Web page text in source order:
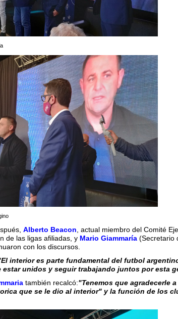
Alberto Beacon , actual miembro del Comité
de las ligas afiliadas, y Mario Giammaría (Secretario
con los discursos.
interior es parte fundamental del futbol
estar unidos y seguir trabajando juntos por esta
también recalcó:"Tenemos que agradecerle
que se le dio al interior" yla función de los